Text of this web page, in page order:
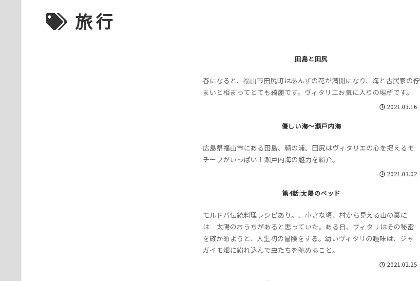
旅行
田島と田尻
春になると、福山市田尻町はあんずの花が満開になり、海と古民家の佇
まいと相まってとても綺麗です。ヴィタリエお気に入りの場所です。
2021.03.16
優しい海〜瀬戸内海
広島県福山市にある田島、鞆の浦、田尻はヴィタリエの心を捉えるモ
チーフがいっぱい！瀬戸内海の魅力を紹介。
2021.03.02
第4話:太陽のベッド
モルドバ伝統料理レシピあり。、小さな頃、村から見える山の裏に
は 太陽のおうちがあると思っていた。ある日、ヴィタリはその秘密
を確かめようと、人生初の冒険をする。幼いヴィタリの趣味は、ジャ
ガイモ畑に紛れ込んで虫たちを眺めること。
2021.02.25